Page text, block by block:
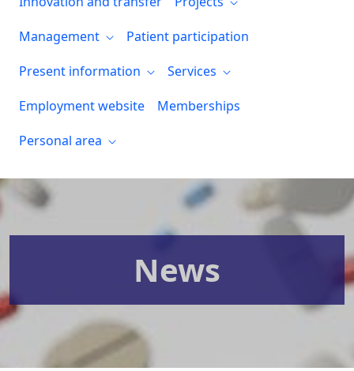
Management
Patient participation
Present information
Services
Employment website
Memberships
Personal area
News